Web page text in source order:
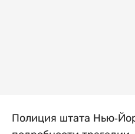
Полиция штата Нью-